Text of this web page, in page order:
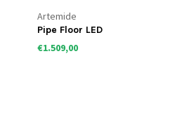
Artemide
Pipe Floor LED
€1.509,00